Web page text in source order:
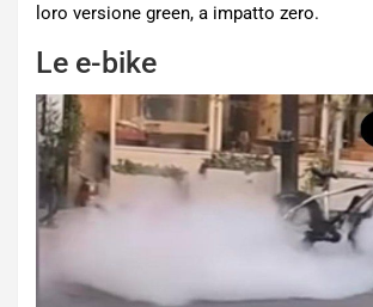
loro versione green, a impatto zero.
Le e-bike